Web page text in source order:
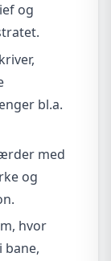
og
bl.a.
med
og
hvor